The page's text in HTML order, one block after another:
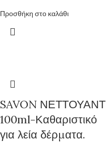
Προσθήκη στο καλάθι
SAVON ΝΕΤΤΟΥΑΝΤ
100ml-Καθαριστικό
για λεία δέρματα.